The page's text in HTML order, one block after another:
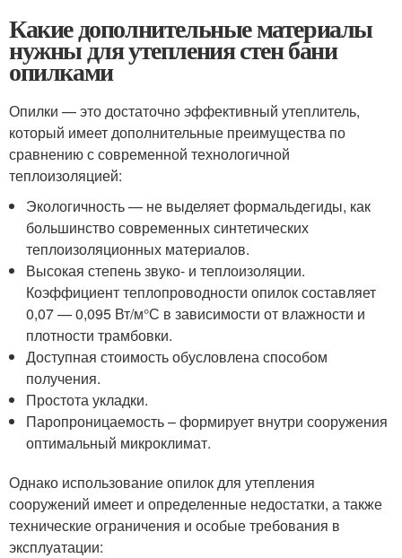
Какие дополнительные материалы
нужны для утепления стен бани
опилками
Опилки — это достаточно эффективный утеплитель,
который имеет дополнительные преимущества по
сравнению с современной технологичной
теплоизоляцией:
Экологичность — не выделяет формальдегиды, как
большинство современных синтетических
теплоизоляционных материалов.
Высокая степень звуко- и теплоизоляции.
Коэффициент теплопроводности опилок составляет
0,07 — 0,095 Вт/м°С в зависимости от влажности и
плотности трамбовки.
Доступная стоимость обусловлена способом
получения.
Простота укладки.
Паропроницаемость – формирует внутри сооружения
оптимальный микроклимат.
Однако использование опилок для утепления
сооружений имеет и определенные недостатки, а также
технические ограничения и особые требования в
эксплуатации: